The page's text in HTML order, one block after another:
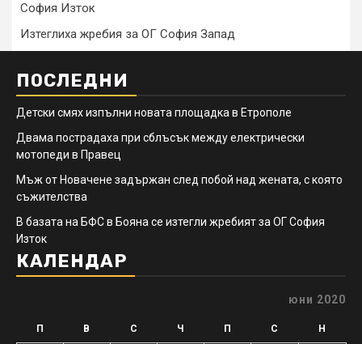
София Изток
Изтеглиха жребия за ОГ София Запад
ПОСЛЕДНИ
Детски смях изпълни новата площадка в Етрополе
Двама пострадаха при сблъсък между електрически
мотопеди в Правец
Мъж от Новачене задържан след побой над жената, с която
съжителства
В базата на БФС в Бояна се изтегли жребият за ОГ София
Изток
КАЛЕНДАР
юни 2020
П В С Ч П С Н